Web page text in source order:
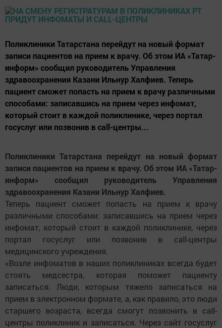
Поликлиники Татарстана перейдут на новый формат
записи пациентов на прием к врачу. Об этом ИА «Татар-
информ» сообщил руководитель Управления
здравоохранения Казани Ильнур Халфиев. Теперь
пациент сможет попасть на прием к врачу различными
способами: записавшись на прием через инфомат,
который стоит в каждой поликлинике, через портал
госуслуг или позвонив в call-центры...
Поликлиники Татарстана перейдут на новый формат
записи пациентов на прием к врачу. Об этом ИА «Татар-
информ» сообщил руководитель Управления
здравоохранения Казани Ильнур Халфиев.
Теперь пациент сможет попасть на прием к врачу
различными способами: записавшись на прием через
инфомат, который стоит в каждой поликлинике, через
портал госуслуг или позвонив в call-центры
медицинского учреждения.
«Возле инфоматов в наших поликлиниках всегда будет
стоять медсестра, которая поможет пациенту
записаться. Люди, которым тяжело записаться на
прием в электронном формате, а, как правило, это люди
старшего возраста, всегда смогут позвонить в call-
центры поликлиник и записаться. Через сайт госуслуг